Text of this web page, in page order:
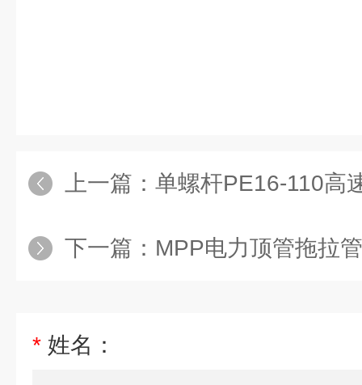
上一篇： 单螺杆PE16-110高速
下一篇： MPP电力顶管拖拉管
* 姓名：